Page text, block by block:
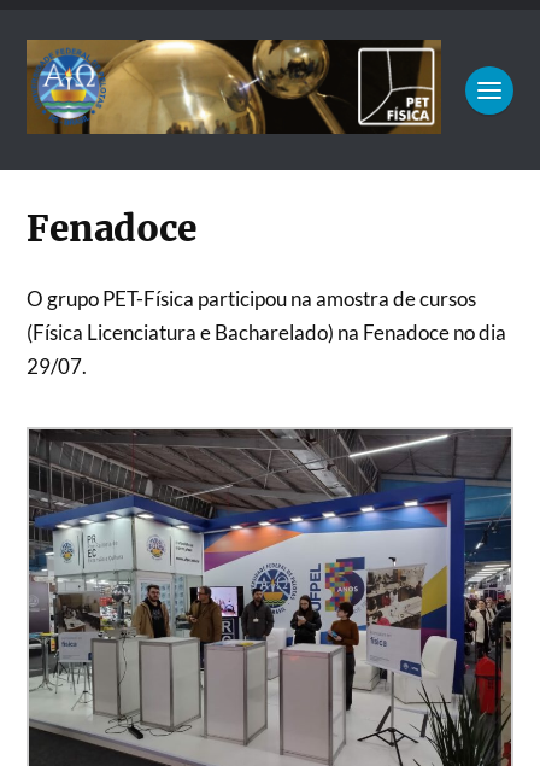
Fenadoce
O grupo PET-Física participou na amostra de cursos
(Física Licenciatura e Bacharelado) na Fenadoce no dia
29/07.